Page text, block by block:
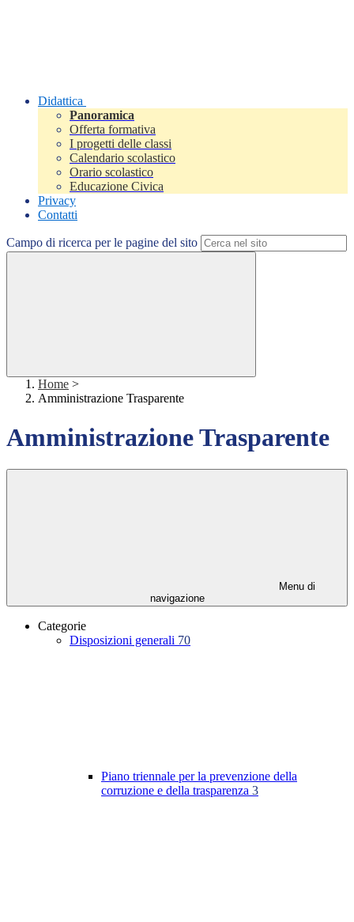
Didattica
Panoramica
Offerta formativa
I progetti delle classi
Calendario scolastico
Orario scolastico
Educazione Civica
Privacy
Contatti
Campo di ricerca per le pagine del sito
Home >
Amministrazione Trasparente
Amministrazione Trasparente
Menu di
navigazione
Categorie
Disposizioni generali 70
Piano triennale per la prevenzione della
corruzione e della trasparenza 3